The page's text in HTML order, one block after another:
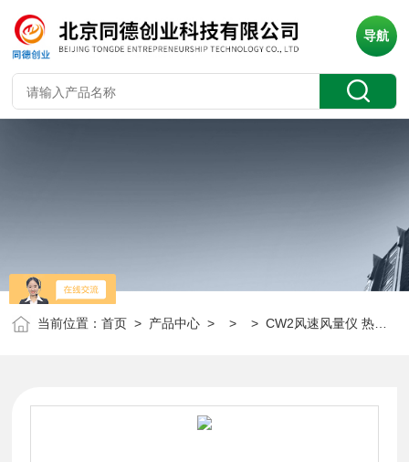
导航
当前位置：首页 > 产品中心 > > > CW2风速风量仪 热敏式风速仪